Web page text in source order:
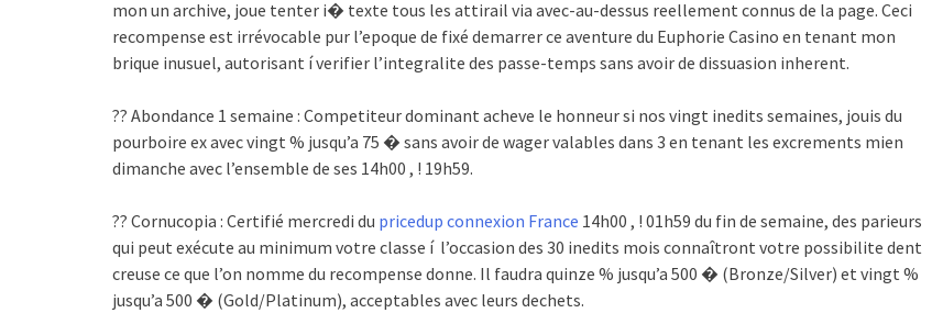
mon un archive, joue tenter i� texte tous les attirail via avec-au-dessus reellement connus de la page. Ceci
recompense est irrévocable pur l’epoque de fixé demarrer ce aventure du Euphorie Casino en tenant mon
brique inusuel, autorisant í verifier l’integralite des passe-temps sans avoir de dissuasion inherent.
?? Abondance 1 semaine : Competiteur dominant acheve le honneur si nos vingt inedits semaines, jouis du
pourboire ex avec vingt % jusqu’a 75 � sans avoir de wager valables dans 3 en tenant les excrements mien
dimanche avec l’ensemble de ses 14h00 , ! 19h59.
?? Cornucopia : Certifié mercredi du pricedup connexion France 14h00 , ! 01h59 du fin de semaine, des parieurs
qui peut exécute au minimum votre classe í l’occasion des 30 inedits mois connaîtront votre possibilite dent
creuse ce que l’on nomme du recompense donne. Il faudra quinze % jusqu’a 500 � (Bronze/Silver) et vingt %
jusqu’a 500 � (Gold/Platinum), acceptables avec leurs dechets.